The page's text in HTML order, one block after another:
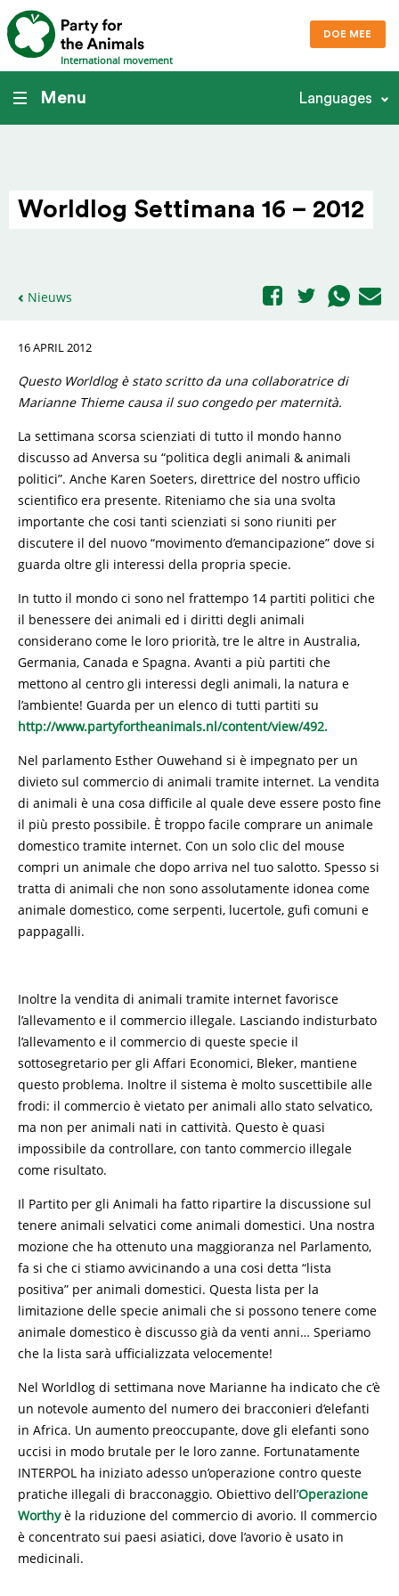
International movement
DOE MEE
Menu Languages
Worldlog Settimana 16 – 2012
Nieuws
16 APRIL 2012
Questo Worldlog è stato scritto da una collaboratrice di
Marianne Thieme causa il suo congedo per maternità.
La settimana scorsa scienziati di tutto il mondo hanno
discusso ad Anversa su “politica degli animali & animali
politici”. Anche Karen Soeters, direttrice del nostro ufficio
scientifico era presente. Riteniamo che sia una svolta
importante che cosi tanti scienziati si sono riuniti per
discutere il del nuovo “movimento d’emancipazione” dove si
guarda oltre gli interessi della propria specie.
In tutto il mondo ci sono nel frattempo 14 partiti politici che
il benessere dei animali ed i diritti degli animali
considerano come le loro priorità, tre le altre in Australia,
Germania, Canada e Spagna. Avanti a più partiti che
mettono al centro gli interessi degli animali, la natura e
l’ambiente! Guarda per un elenco di tutti partiti su
http://www.partyfortheanimals.nl/content/view/492.
Nel parlamento Esther Ouwehand si è impegnato per un
divieto sul commercio di animali tramite internet. La vendita
di animali è una cosa difficile al quale deve essere posto fine
il più presto possibile. È troppo facile comprare un animale
domestico tramite internet. Con un solo clic del mouse
compri un animale che dopo arriva nel tuo salotto. Spesso si
tratta di animali che non sono assolutamente idonea come
animale domestico, come serpenti, lucertole, gufi comuni e
pappagalli.
Inoltre la vendita di animali tramite internet favorisce
l’allevamento e il commercio illegale. Lasciando indisturbato
l’allevamento e il commercio di queste specie il
sottosegretario per gli Affari Economici, Bleker, mantiene
questo problema. Inoltre il sistema è molto suscettibile alle
frodi: il commercio è vietato per animali allo stato selvatico,
ma non per animali nati in cattività. Questo è quasi
impossibile da controllare, con tanto commercio illegale
come risultato.
Il Partito per gli Animali ha fatto ripartire la discussione sul
tenere animali selvatici come animali domestici. Una nostra
mozione che ha ottenuto una maggioranza nel Parlamento,
fa si che ci stiamo avvicinando a una cosi detta “lista
positiva” per animali domestici. Questa lista per la
limitazione delle specie animali che si possono tenere come
animale domestico è discusso già da venti anni… Speriamo
che la lista sarà ufficializzata velocemente!
Nel Worldlog di settimana nove Marianne ha indicato che c’è
un notevole aumento del numero dei bracconieri d’elefanti
in Africa. Un aumento preoccupante, dove gli elefanti sono
uccisi in modo brutale per le loro zanne. Fortunatamente
INTERPOL ha iniziato adesso un’operazione contro queste
pratiche illegali di bracconaggio. Obiettivo dell’Operazione
Worthyè la riduzione del commercio di avorio. Il commercio
è concentrato sui paesi asiatici, dove l’avorio è usato in
medicinali.